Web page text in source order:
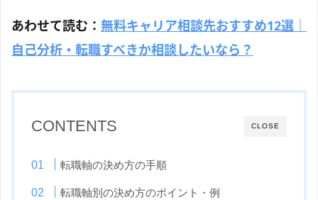
あわせて読む： 無料キャリア相談先おすすめ12選｜
自己分析・転職すべきか相談したいなら？
CLOSE
CONTENTS
転職軸の決め方の手順
転職軸別の決め方のポイント・例